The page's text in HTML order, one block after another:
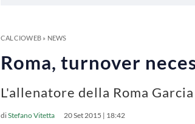
CALCIOWEB» NEWS
Roma, turnover
L'allenatore della Roma
diStefano Vitetta 20 Set 2015 | 18:42